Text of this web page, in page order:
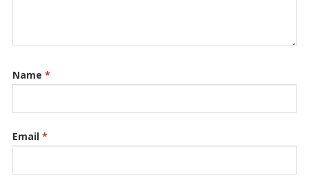
Name *
Email *